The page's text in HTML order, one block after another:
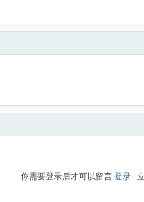
你需要登录后才可以留言 登录